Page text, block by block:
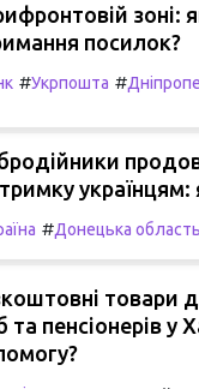
зоні:
посилок?
#Укрпошта #
#Донецька область
товари
та пенсіонерів